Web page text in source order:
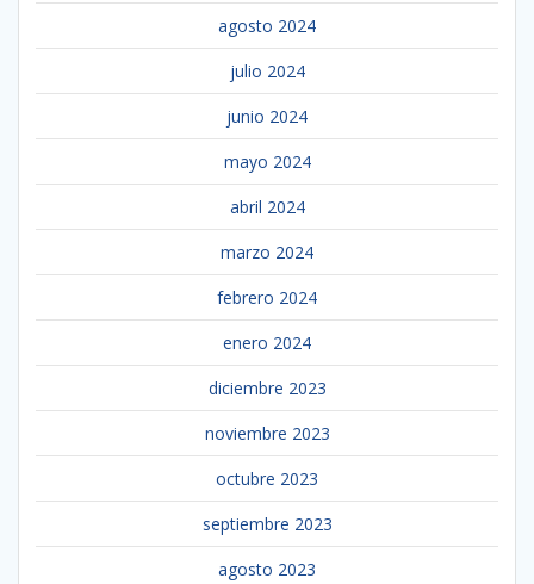
agosto 2024
julio 2024
junio 2024
mayo 2024
abril 2024
marzo 2024
febrero 2024
enero 2024
diciembre 2023
noviembre 2023
octubre 2023
septiembre 2023
agosto 2023